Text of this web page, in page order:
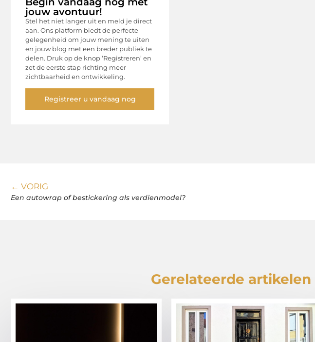
jouw avontuur!
Stel het niet langer uit en meld je direct
aan. Ons platform biedt de perfecte
gelegenheid om jouw mening te uiten
en jouw blog met een breder publiek te
delen. Druk op de knop ‘Registreren’ en
zet de eerste stap richting meer
zichtbaarheid en ontwikkeling.
Registreer u vandaag nog
← VORIG
Een autowrap of bestickering als verdienmodel?
Gerelateerde artikelen